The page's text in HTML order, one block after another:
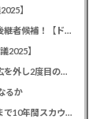
】
カープドラ3勝田成！近畿大163cmセカンド！菊池涼介の後継者候補！【ドラフト会議2025】
2025】
カープドラ1平川蓮！187cmのスイッチヒッター！立石正広を外し2度目の重複も新井監督がクジを引き当てる！【ドラフト会議2025】
るか
緒方孝市カープドラ3指名で青学出禁！澤﨑俊和の逆指名まで10年間スカウト出禁